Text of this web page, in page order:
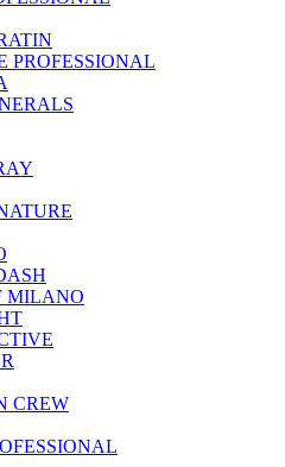
PROFESSIONAL
MILANO
CREW